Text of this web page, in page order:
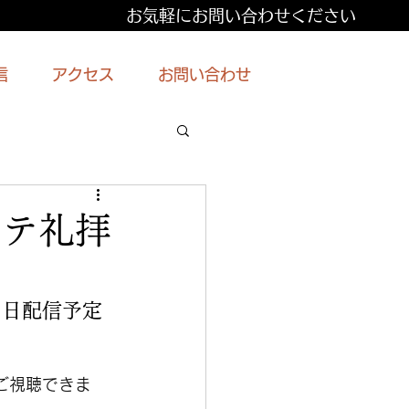
お気軽にお問い合わせください
アクセス お問い合わせ
礼拝
配信予定
視聴できま